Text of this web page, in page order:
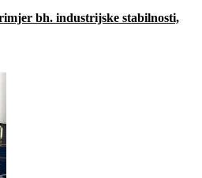
bh. industrijske stabilnosti,